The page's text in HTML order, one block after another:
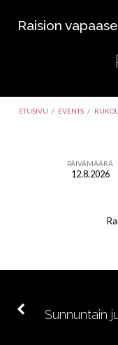
Raision
ETUSIVU / EVENTS /
PÄIVÄMÄÄRÄ
12.8.2026
Sunnuntain